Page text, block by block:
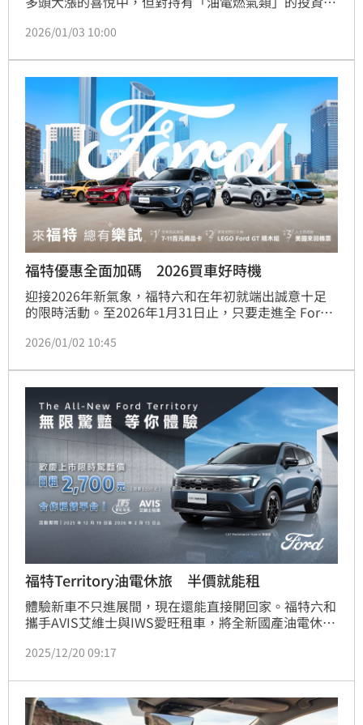
本週加權指數大漲793.79點，漲幅達2.78%，指數一舉
卻無情棄守防禦型類股，導致「油電燃氣類」逆勢慘跌
3.63%，成為萬紫千紅中的最大重災區，讓不少投資人
感嘆「賺了指數，賠了價差」。
2026/01/03 10:00
福特優惠全面加碼 2026買車好時機
迎接2026年新氣象，福特六和在年初就端出誠意十足
的限時活動。至2026年1月31日止，只要走進全 Ford
有機會抽中美國來回機票。展間拍照打卡上傳指定粉絲
也變成一場趣味體驗。
2026/01/02 10:45
福特Territory油電休旅 半價就能租
體驗新車不只進展間，現在還能直接開回家。福特六和
攜手AVIS艾維士與IWS愛旺租車，將全新國產油電休旅
Hybrid驚豔版 導入短租自駕服務，讓消費者用更貼近
2025/12/20 09:17